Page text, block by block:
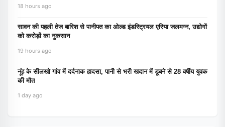
18 hours ago
सावन की पहली तेज बारिश से पानीपत का ओल्ड इंडस्ट्रियल एरिया जलमग्न, उद्योगों
को करोड़ों का नुकसान
19 hours ago
नूंह के सीलखो गांव में दर्दनाक हादसा, पानी से भरी खदान में डूबने से 28 वर्षीय युवक
की मौत
1 day ago